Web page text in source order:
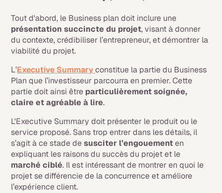
Tout d'abord, le Business plan doit inclure une
présentation succincte du projet, visant à donner
du contexte, crédibiliser l’entrepreneur, et démontrer la
viabilité du projet.
L’Executive Summary constitue la partie du Business
Plan que l’investisseur parcourra en premier. Cette
partie doit ainsi être particulièrement soignée,
claire et agréable à lire.
L'Executive Summary doit présenter le produit ou le
service proposé. Sans trop entrer dans les détails, il
s’agit à ce stade desusciter l’engouementen
expliquant les raisons du succès du projet et le
marché ciblé. Il est intéressant de montrer en quoi le
projet se différencie de la concurrence et améliore
l’expérience client.